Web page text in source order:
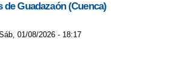
Guadazaón (Cuenca)
01/08/2026 - 18:17